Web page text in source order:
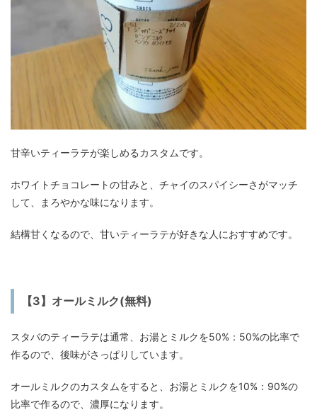
甘辛いティーラテが楽しめるカスタムです。
ホワイトチョコレートの甘みと、チャイのスパイシーさがマッチ
して、まろやかな味になります。
結構甘くなるので、甘いティーラテが好きな人におすすめです。
【3】オールミルク(無料)
スタバのティーラテは通常、お湯とミルクを50%：50%の比率で
作るので、後味がさっぱりしています。
オールミルクのカスタムをすると、お湯とミルクを10%：90%の
比率で作るので、濃厚になります。